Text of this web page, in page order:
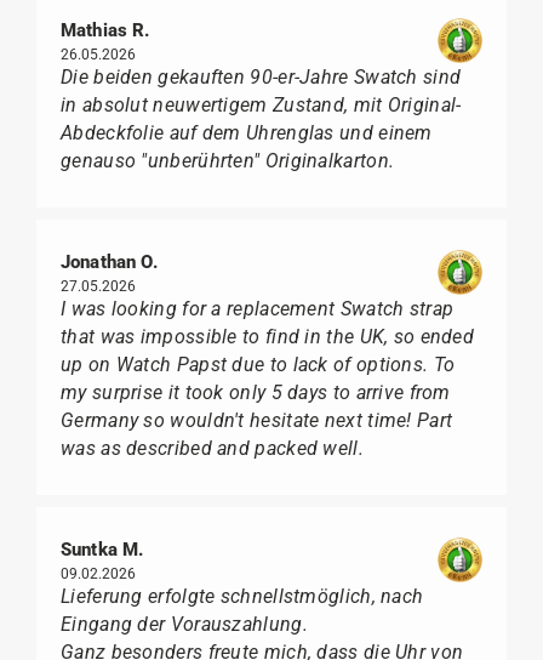
Mathias R.
26.05.2026
Die beiden gekauften 90-er-Jahre Swatch sind
in absolut neuwertigem Zustand, mit Original-
Abdeckfolie auf dem Uhrenglas und einem
genauso "unberührten" Originalkarton.
Jonathan O.
27.05.2026
I was looking for a replacement Swatch strap
that was impossible to find in the UK, so ended
up on Watch Papst due to lack of options. To
my surprise it took only 5 days to arrive from
Germany so wouldn't hesitate next time! Part
was as described and packed well.
Suntka M.
09.02.2026
Lieferung erfolgte schnellstmöglich, nach
Eingang der Vorauszahlung.
Ganz besonders freute mich, dass die Uhr von